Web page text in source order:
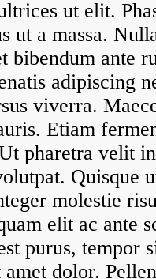
ut elit.
ut a massa.
bibendum ante
adipiscing
viverra.
Etiam
pharetra velit
Quisque
molestie
elit ac ante
purus, tempor
dolor.